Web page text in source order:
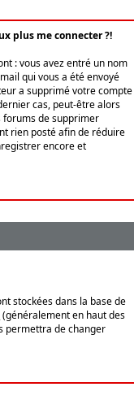
plus me connecter ?!
: vous avez entré un nom
qui vous a été envoyé
a supprimé votre compte
cas, peut-être alors
forums de supprimer
rien posté afin de réduire
encore et
stockées dans la base de
(généralement en haut des
permettra de changer